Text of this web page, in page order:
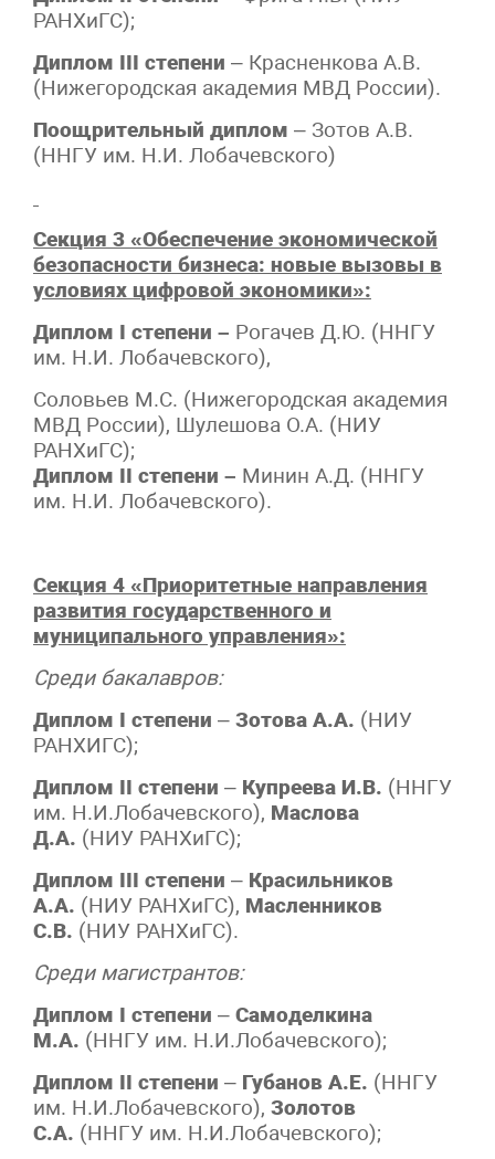
РАНХиГС);
Диплом III степени – Красненкова А.В.
(Нижегородская академия МВД России).
Поощрительный диплом – Зотов А.В.
(ННГУ им. Н.И. Лобачевского)
Секция 3 «Обеспечение экономической
безопасности бизнеса: новые вызовы в
условиях цифровой экономики»:
Диплом I степени – Рогачев Д.Ю. (ННГУ
им. Н.И. Лобачевского),
Соловьев М.С. (Нижегородская академия
МВД России), Шулешова О.А. (НИУ
РАНХиГС);
Диплом II степени – Минин А.Д. (ННГУ
им. Н.И. Лобачевского).
Секция 4 «Приоритетные направления
развития государственного и
муниципального управления»:
Среди бакалавров:
Диплом I степени – Зотова А.А. (НИУ
РАНХИГС);
Диплом II степени – Купреева И.В. (ННГУ
им. Н.И.Лобачевского), Маслова
Д.А. (НИУ РАНХиГС);
Диплом III степени – Красильников
А.А. (НИУ РАНХиГС), Масленников
С.В. (НИУ РАНХиГС).
Среди магистрантов:
Диплом I степени – Самоделкина
М.А. (ННГУ им. Н.И.Лобачевского);
Диплом II степени – Губанов А.Е. (ННГУ
им. Н.И.Лобачевского), Золотов
С.А. (ННГУ им. Н.И.Лобачевского);